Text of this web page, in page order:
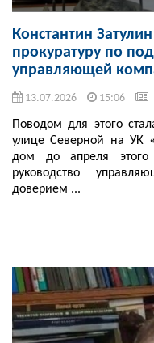
Константин
прокуратуру по
управляющей
13.07.2026 15:06
Поводом для этого
улице Северной на УК
дом до апреля
руководство
доверием ...